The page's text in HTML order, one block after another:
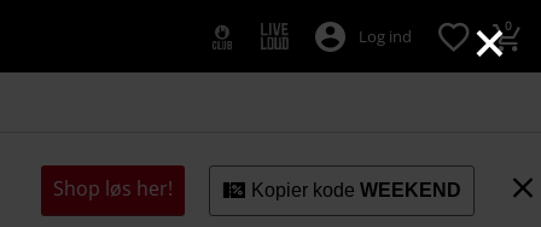
×
Log ind 0
Shop løs her! Kopier kode WEEKEND